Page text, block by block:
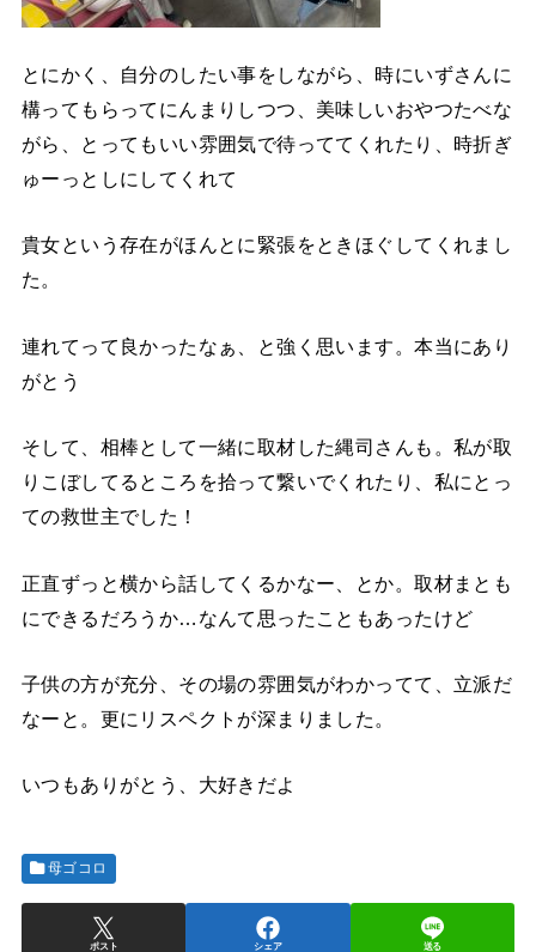
とにかく、自分のしたい事をしながら、時にいずさんに
構ってもらってにんまりしつつ、美味しいおやつたべな
がら、とってもいい雰囲気で待っててくれたり、時折ぎ
ゅーっとしにしてくれて
貴女という存在がほんとに緊張をときほぐしてくれまし
た。
連れてって良かったなぁ、と強く思います。本当にあり
がとう
そして、相棒として一緒に取材した縄司さんも。私が取
りこぼしてるところを拾って繋いでくれたり、私にとっ
ての救世主でした！
正直ずっと横から話してくるかなー、とか。取材まとも
にできるだろうか…なんて思ったこともあったけど
子供の方が充分、その場の雰囲気がわかってて、立派だ
なーと。更にリスペクトが深まりました。
いつもありがとう、大好きだよ
母ゴコロ
ポスト シェア 送る